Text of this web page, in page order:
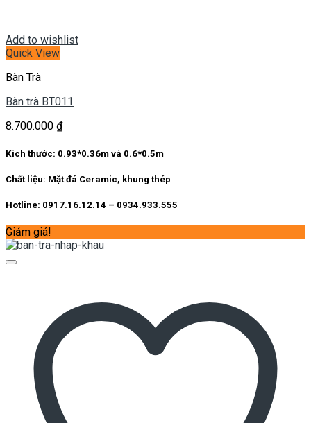
Add to wishlist
Quick View
Bàn Trà
Bàn trà BT011
8.700.000 ₫
Kích thước: 0.93*0.36m và 0.6*0.5m
Chất liệu: Mặt đá Ceramic, khung thép
Hotline: 0917.16.12.14 – 0934.933.555
Giảm giá!